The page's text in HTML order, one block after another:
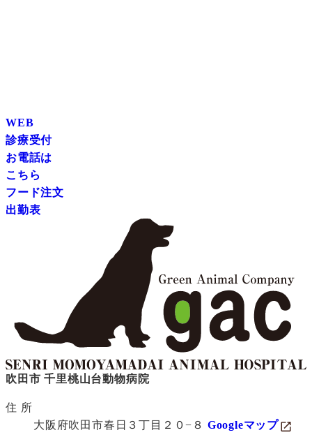
WEB
診療受付
お電話は
こちら
フード注文
出勤表
吹田市 千里桃山台動物病院
住 所
大阪府吹田市春日３丁目２０−８ Googleマップ